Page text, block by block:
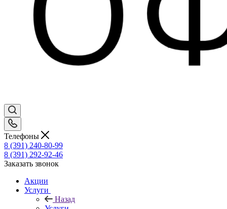
Телефоны
8 (391) 240-80-99
8 (391) 292-92-46
Заказать звонок
Акции
Услуги
Назад